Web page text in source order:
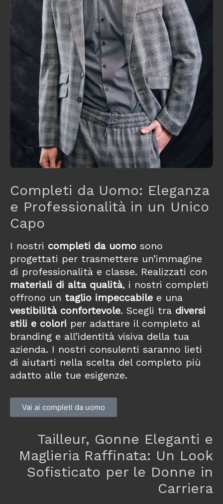
Completi da Uomo: Eleganza
e Professionalità in un Unico
Capo
I nostri completi da uomo sono
progettati per trasmettere un’immagine
di professionalità e classe. Realizzati con
materiali di alta qualità, i nostri completi
offrono un taglio impeccabile e una
vestibilità confortevole. Scegli tra diversi
stili e colori per adattare il completo al
branding e all’identità visiva della tua
azienda. I nostri consulenti saranno lieti
di aiutarti nella scelta del completo più
adatto alle tue esigenze.
Vai ai completi da uomo
Tailleur, Gonne Eleganti e
Maglieria Raffinata: Un Look
Sofisticato per le Donne in
Carriera